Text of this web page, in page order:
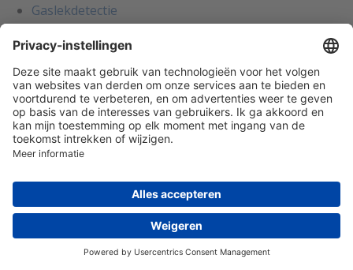
Gaslekdetectie
Gebouwautomatisering
Regelingen en thermostaten
Externe ruimteregelaars
Industriële thermostaten
Ruimtebedieningsunits
Ruimteregelaars
Drukverschilmeters
Drukverschilschakelaars
Drukverschiltransmitters
Waterdruk (verschil)